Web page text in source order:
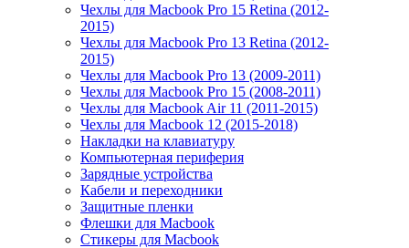
Чехлы для Macbook Pro 15 Retina (2012-
2015)
Чехлы для Macbook Pro 13 Retina (2012-
2015)
Чехлы для Macbook Pro 13 (2009-2011)
Чехлы для Macbook Pro 15 (2008-2011)
Чехлы для Macbook Air 11 (2011-2015)
Чехлы для Macbook 12 (2015-2018)
Накладки на клавиатуру
Компьютерная периферия
Зарядные устройства
Кабели и переходники
Защитные пленки
Флешки для Macbook
Стикеры для Macbook